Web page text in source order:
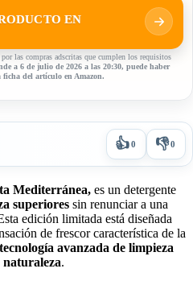
EN
las compras adscritas que cumplen los requisitos
a 6 de julio de 2026 a las 20:30, puede haber
del artículo en Amazon.
👍0 👎0
Mediterránea, es un detergente
superiores sin renunciar a una
edición limitada está diseñada
de frescor característica de la
tecnología avanzada de limpieza
naturaleza.